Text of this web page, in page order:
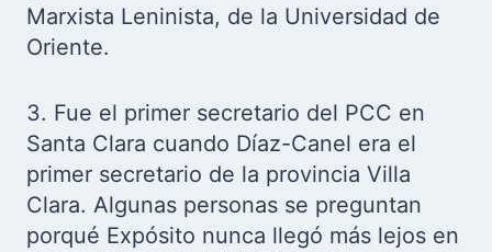
Marxista Leninista, de la Universidad de
Oriente.
3. Fue el primer secretario del PCC en
Santa Clara cuando Díaz-Canel era el
primer secretario de la provincia Villa
Clara. Algunas personas se preguntan
porqué Expósito nunca llegó más lejos en